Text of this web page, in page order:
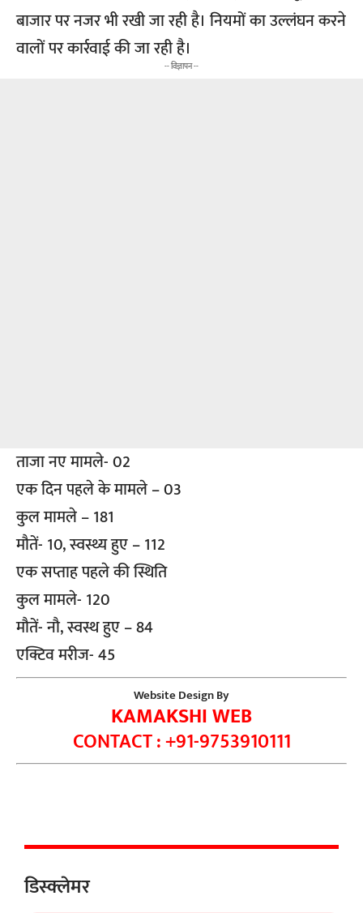
बाजार पर नजर भी रखी जा रही है। नियमों का उल्लंघन करने
वालों पर कार्रवाई की जा रही है।
-- विज्ञापन --
ताजा नए मामले- 02
एक दिन पहले के मामले – 03
कुल मामले – 181
मौतें- 10, स्वस्थ्य हुए – 112
एक सप्ताह पहले की स्थिति
कुल मामले- 120
मौतें- नौ, स्वस्थ हुए – 84
एक्टिव मरीज- 45
Website Design By
KAMAKSHI WEB
CONTACT : +91-9753910111
डिस्क्लेमर